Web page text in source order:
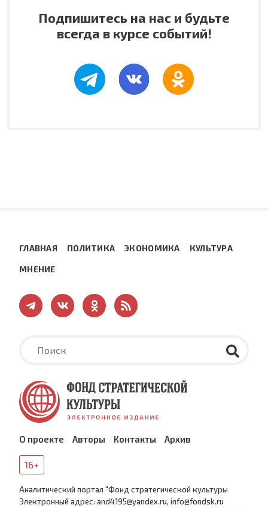
Подпишитесь на нас и будьте
всегда в курсе событий!
ГЛАВНАЯ ПОЛИТИКА ЭКОНОМИКА КУЛЬТУРА
МНЕНИЕ
О проекте Авторы Контакты Архив
16+
Аналитический портал "Фонд стратегической культуры
Электронный адрес: and4195@yandex.ru, info@fondsk.ru